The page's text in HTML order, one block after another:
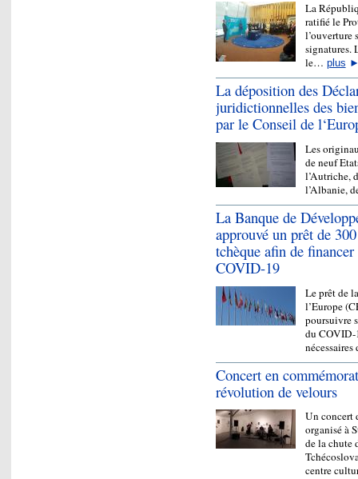
La
ratifié le
l’ouverture
signatures.
le… plus
La déposition des
juridictionnelles des
par le Conseil de
Les
de neuf
l’Autriche,
l’Albanie,
La Banque de
approuvé un prêt de
tchèque afin de
COVID-19
Le prêt de
l’Europe
poursuivre
du COVID-
Concert en
révolution de velours
Un concert
organisé à
de la chute
centre